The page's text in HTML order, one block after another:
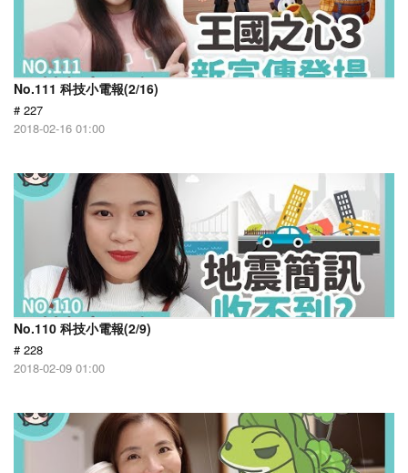
No.111 科技小電報(2/16)
# 227
2018-02-16 01:00
No.110 科技小電報(2/9)
# 228
2018-02-09 01:00